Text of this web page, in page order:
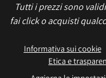
Tutti i prezzi sono
fai click o acquisti
Informativa sui cookie
Etica e